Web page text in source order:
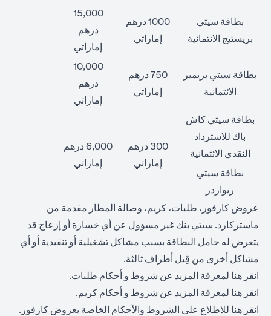
بطاقة سيتي
بريستيج الائتمانية
1000 درهم
إماراتي
15,000
درهم
إماراتي
بطاقة سيتي بريمير
الائتمانية
750 درهم
إماراتي
10,000
درهم
إماراتي
بطاقة سيتي كاش
باك للاسترداد
النقدي الائتمانية
300 درهم
إماراتي
6,000 درهم
إماراتي
بطاقة سيتي
ريواردز
عروض كارفور، طلبات، كريم، وصالة المطار مقدمة من
ماستركارد. سيتي بنك غير مسؤول عن أي خسارة أو إزعاج قد
يتعرض له حامل البطاقة بسبب مشاكل تشغيلية أو تنفيذية أو أي
مشاكل أخرى من قِبل أطراف ثالثة.
انقر هنا opens in a new tab
لمعرفة المزيد عن شروط و أحكام طلبات.
انقر هنا opens in a new tab
لمعرفة المزيد عن شروط و أحكام كريم.
انقر هنا opens in a new tab
للاطلاع على الشروط والأحكام الخاصة بعروض كارفور.